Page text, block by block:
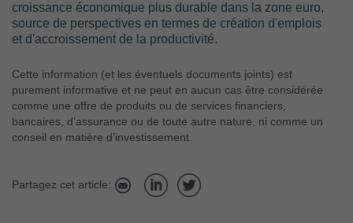
croissance économique plus durable dans la zone euro,
source de perspectives en termes de création d'emplois
et d'accroissement de la productivité.
Cette information (et les éventuels documents joints) est
purement informative et ne peut en aucun cas être considérée
comme une offre de produits ou de services financiers,
bancaires, d’assurance ou de toute autre nature, ni comme un
conseil en matière d’investissement.
Partagez cet article: